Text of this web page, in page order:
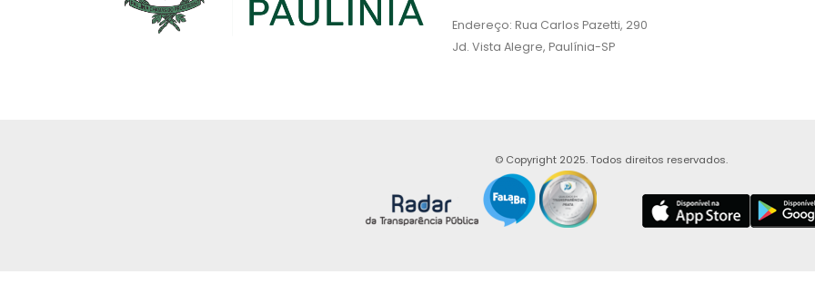
Endereço: Rua Carlos Pazetti, 290
Jd. Vista Alegre, Paulínia-SP
© Copyright 2025. Todos direitos reservados.